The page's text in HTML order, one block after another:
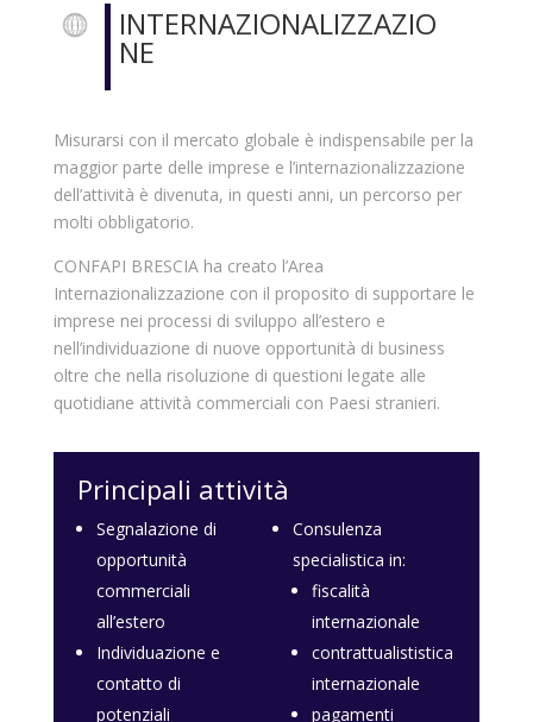
INTERNAZIONALIZZAZIO
NE
Misurarsi con il mercato globale è indispensabile per la
maggior parte delle imprese e l’internazionalizzazione
dell’attività è divenuta, in questi anni, un percorso per
molti obbligatorio.
CONFAPI BRESCIA ha creato l’Area
Internazionalizzazione con il proposito di supportare le
imprese nei processi di sviluppo all’estero e
nell’individuazione di nuove opportunità di business
oltre che nella risoluzione di questioni legate alle
quotidiane attività commerciali con Paesi stranieri.
Principali attività
Segnalazione di
opportunità
commerciali
all’estero
Individuazione e
contatto di
potenziali
Consulenza
specialistica in:
fiscalità
internazionale
contrattualististica
internazionale
pagamenti